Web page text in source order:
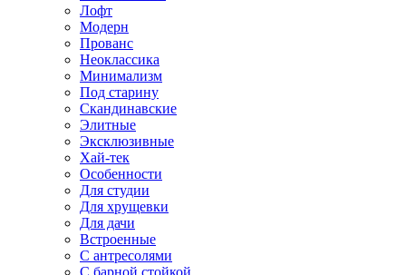
Лофт
Модерн
Прованс
Неоклассика
Минимализм
Под старину
Скандинавские
Элитные
Эксклюзивные
Хай-тек
Особенности
Для студии
Для хрущевки
Для дачи
Встроенные
С антресолями
С барной стойкой